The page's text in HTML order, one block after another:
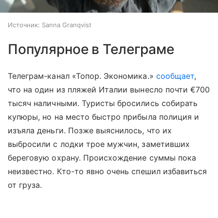
Источник: Sanna Granqvist
Популярное в Телеграме
Телеграм-канал «Топор. Экономика.» сообщает,
что на один из пляжей Италии вынесло почти €700
тысяч наличными. Туристы бросились собирать
купюры, но на место быстро прибыла полиция и
изъяла деньги. Позже выяснилось, что их
выбросили с лодки трое мужчин, заметивших
береговую охрану. Происхождение суммы пока
неизвестно. Кто-то явно очень спешил избавиться
от груза.